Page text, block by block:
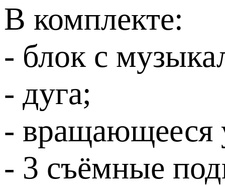
В комплекте:
- блок с
- дуга;
- вращающееся
- 3 съёмные